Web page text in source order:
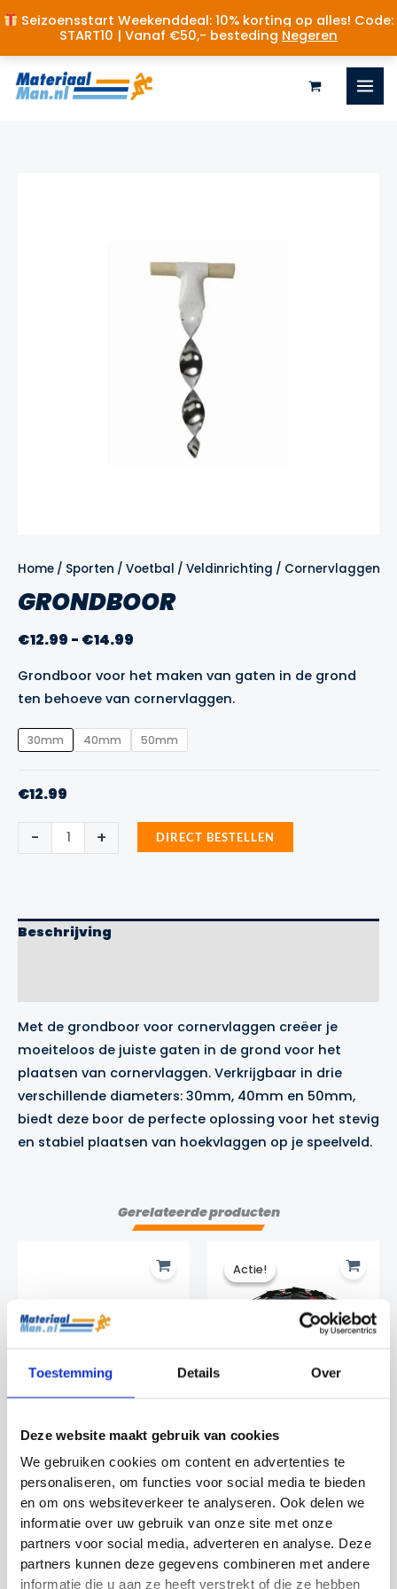
Toestemming Details Over
Deze website maakt gebruik van cookies
We gebruiken cookies om content en advertenties te
personaliseren, om functies voor social media te bieden
en om ons websiteverkeer te analyseren. Ook delen we
informatie over uw gebruik van onze site met onze
partners voor social media, adverteren en analyse. Deze
partners kunnen deze gegevens combineren met andere
informatie die u aan ze heeft verstrekt of die ze hebben
Seizoensstart Weekenddeal: 10% korting op alles! Code:
START10 | Vanaf €50,- besteding Negeren
Ga
naar
de
inhoud
Home / Sporten / Voetbal / Veldinrichting / Cornervlaggen
GRONDBOOR
€12.99 - €14.99
tot
€14.99
Grondboor voor het maken van gaten in de grond
ten behoeve van cornervlaggen.
30mm 40mm 50mm
€12.99
-
Grondboor
aantal
+ DIRECT BESTELLEN
Beschrijving
Met de grondboor voor cornervlaggen creëer je
moeiteloos de juiste gaten in de grond voor het
plaatsen van cornervlaggen. Verkrijgbaar in drie
verschillende diameters: 30mm, 40mm en 50mm,
biedt deze boor de perfecte oplossing voor het stevig
en stabiel plaatsen van hoekvlaggen op je speelveld.
Gerelateerde producten
Grondbuis
cornervlag
Cornervlaggen
€5.99-€7.99 Prijsklasse:
€5.99
€7.99
Actie!
Actie!
Cornervlag 2-
Kleuren Precision
Training
Cornervlaggen
€4.99Oorspronkelijke
prijs
was:
€4.99.
€3.99Huidige
prijs
is:
€3.99.